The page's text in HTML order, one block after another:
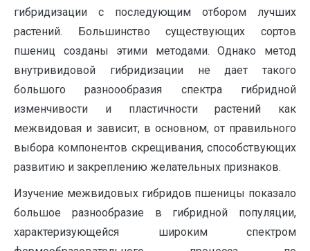
гибридизации с последующим отбором лучших
растений. Большинство существующих сортов
пшениц созданы этими методами. Однако метод
внутривидовой гибридизации не дает такого
большого разноообразия спектра гибридной
изменчивости и пластичности растений как
межвидовая и зависит, в основном, от правильного
выбора компонентов скрещивания, способствующих
развитию и закреплению желательных признаков.
Изучение межвидовых гибридов пшеницы показало
большое разнообразие в гибридной популяции,
характеризующейся широким спектром